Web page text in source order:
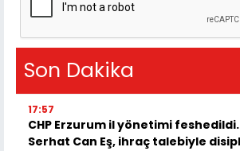
Son Dakika
17:57
CHP Erzurum il yönetimi feshedildi.
Serhat Can Eş, ihraç talebiyle